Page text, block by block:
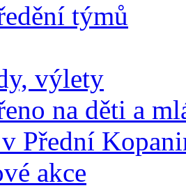
týmů
výlety
na děti a
Přední
akce